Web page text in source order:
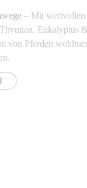
– Mit wertvollen
Eukalyptus
von Pferden